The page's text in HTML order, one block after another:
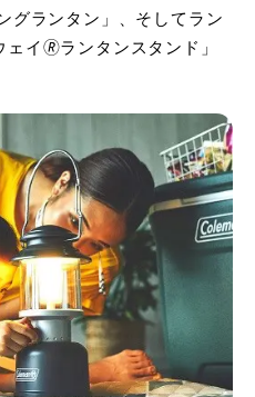
グランタン」、そしてラン
ェイ🄬ランタンスタンド」